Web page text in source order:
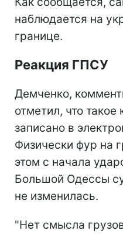
наблюдается на
границе.
Реакция ГПСУ
Демченко,
отметил, что такое
записано в
Физически фур на
этом с начала
Большой Одессы
не изменилась.
"Нет смысла